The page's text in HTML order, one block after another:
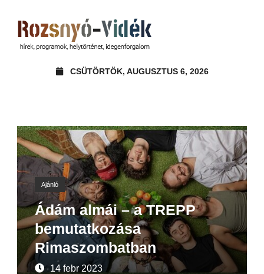
CSÜTÖRTÖK, AUGUSZTUS 6, 2026
Ajánló
Ádám almái – a TREPP
bemutatkozása
Rimaszombatban
14 febr 2023